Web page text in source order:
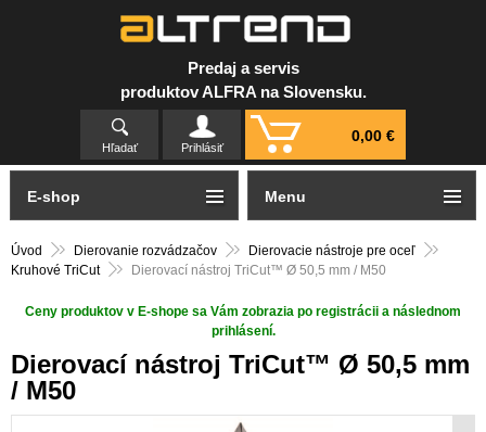
Predaj a servis
produktov ALFRA na Slovensku.
Hľadať Prihlásiť
0,00 €
Úvod Dierovanie rozvádzačov
Dierovacie nástroje pre oceľ
Kruhové TriCut
Dierovací nástroj TriCut™ Ø 50,5 mm / M50
Ceny produktov v E-shope sa Vám zobrazia po registrácii a následnom
prihlásení.
Dierovací nástroj TriCut™ Ø 50,5 mm
/ M50
E-shop Menu